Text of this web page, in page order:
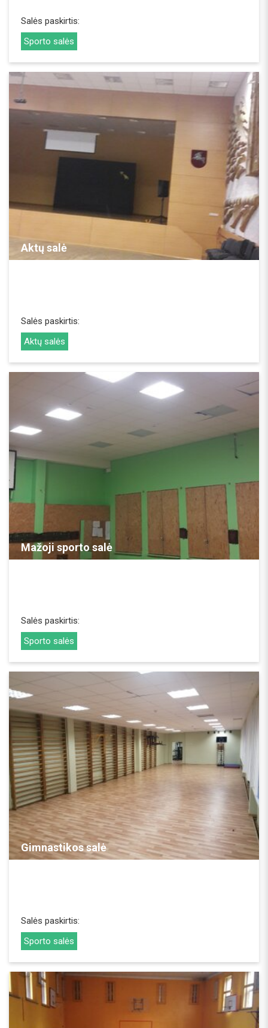
Salės paskirtis:
Sporto salės
Aktų salė
Salės paskirtis:
Aktų salės
REZERVUOTI
Mažoji sporto salė
Salės paskirtis:
Sporto salės
REZERVUOTI
Gimnastikos salė
Salės paskirtis:
Sporto salės
REZERVUOTI